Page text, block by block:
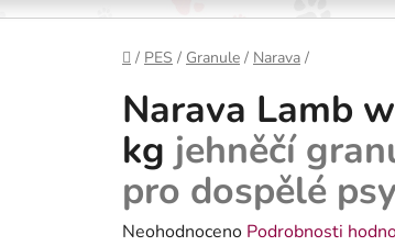
Domů
/ PES / Granule / Narava /
Narava Lamb
kg jehněčí
pro dospělé
Průměrné hodnocení produktu je
Neohodnoceno Podrobnosti